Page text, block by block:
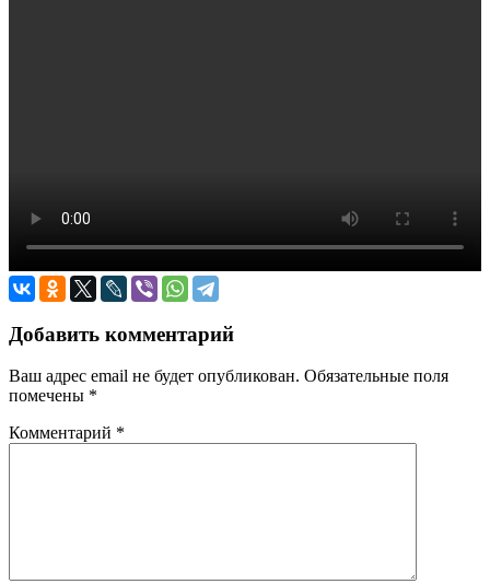
Добавить комментарий
Ваш адрес email не будет опубликован. Обязательные поля
помечены *
Комментарий *